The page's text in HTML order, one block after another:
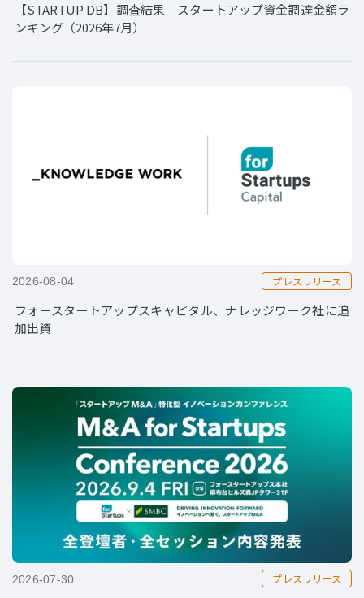
【STARTUP DB】調査結果 スタートアップ資金調達金額ラ
ンキング（2026年7月）
2026-08-04 プレスリリース
フォースタートアップスキャピタル、ナレッジワーク社に追
加出資
2026-07-30 プレスリリース